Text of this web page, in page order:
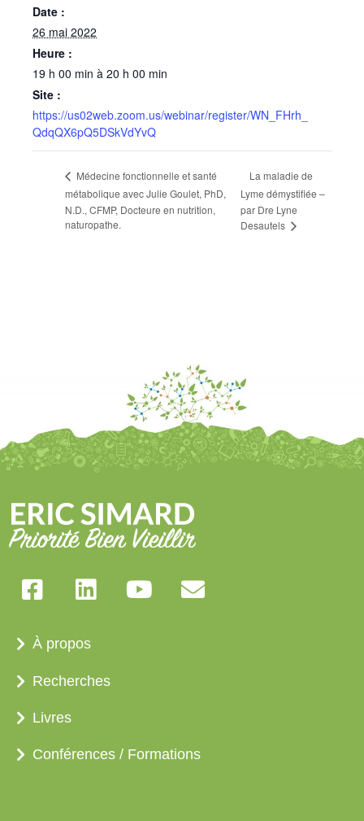
Date :
26 mai 2022
Heure :
19 h 00 min à 20 h 00 min
Site :
https://us02web.zoom.us/webinar/register/WN_FHrh_
QdqQX6pQ5DSkVdYvQ
Médecine fonctionnelle et santé
métabolique avec Julie Goulet, PhD,
N.D., CFMP, Docteure en nutrition,
naturopathe.
La maladie de
Lyme démystifiée –
par Dre Lyne
Desautels
À propos
Recherches
Livres
Conférences / Formations